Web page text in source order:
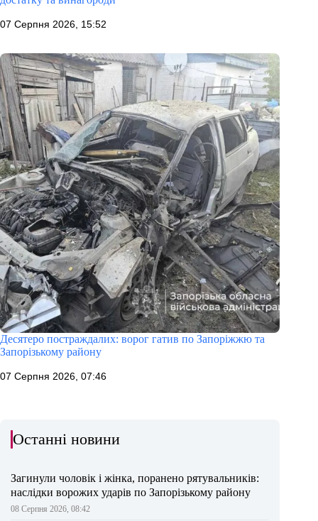
07 Серпня 2026, 15:52
Десятеро постраждалих: ворог гатив по Запоріжжю та
Запорізькому району
07 Серпня 2026, 07:46
Останні новини
Загинули чоловік і жінка, поранено рятувальників:
наслідки ворожих ударів по Запорізькому району
08 Серпня 2026, 08:42